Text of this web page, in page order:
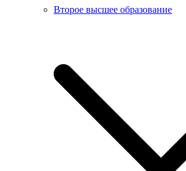
Второе высшее образование